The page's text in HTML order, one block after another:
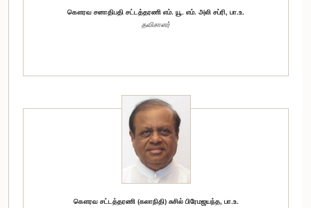
கௌரவ சனாதிபதி சட்டத்தரணி எம். யூ. எம். அலி சப்ரி, பா.உ.
தவிசாளர்
கௌரவ சட்டத்தரணி (கலாநிதி) சுசில் பிரேமஜயந்த, பா.உ.